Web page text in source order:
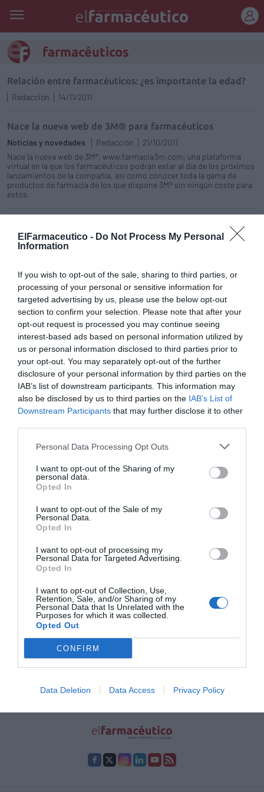
ElFarmaceutico - Do Not Process My Personal
Information
If you wish to opt-out of the sale, sharing to third parties, or
processing of your personal or sensitive information for
targeted advertising by us, please use the below opt-out
section to confirm your selection. Please note that after your
opt-out request is processed you may continue seeing
interest-based ads based on personal information utilized by
us or personal information disclosed to third parties prior to
your opt-out. You may separately opt-out of the further
disclosure of your personal information by third parties on the
IAB’s list of downstream participants. This information may
also be disclosed by us to third parties on the IAB’s List of
Downstream Participants that may further disclose it to other
Personal Data Processing Opt Outs
I want to opt-out of the Sharing of my
personal data.
Opted In
I want to opt-out of the Sale of my
Personal Data.
Opted In
I want to opt-out of processing my
Personal Data for Targeted Advertising.
Opted In
I want to opt-out of Collection, Use,
Retention, Sale, and/or Sharing of my
Personal Data that Is Unrelated with the
Purposes for which it was collected.
Opted Out
CONFIRM
Data Deletion Data Access Privacy Policy
farmacéuticos
Relación entre farmacéuticos: ¿es importante la edad?
Redacción 14/11/2011
Nace la nueva web de 3M® para farmacéuticos
Noticias y novedades Redacción
21/10/2011
Nace la nueva web de 3M®, www.farmacia3m.com, una plataforma
virtual en la que los farmacéuticos podrán estar al día de los próximos
lanzamientos de la compañía, así como conocer toda la gama de
productos de farmacia de los que dispone 3M® sin ningún coste para
éstos.
concentración del domingo en Toledo
Noticias y novedades
Castilla-La Mancha: los farmacéuticos cobrarán la mitad
de la deuda de mayo antes de agosto
Noticias y novedades Redacción
26/07/2011
Dos veces se han reunido este mes Rosa López-Torres, presidenta del
Consejo Regional de Farmacéuticos de Castilla-La Mancha (Cofcam) y
del COF de Albacete, los otros cuatro presidentes provinciales y el
consejero de Sanidad, José Ignacio Echániz. El objetivo de las
reuniones ha sido buscar una salida a la problemática de los impagos.
Los farmacéuticos de Baleares denuncian que el Govern
les debe 36 millones de euros
Noticias y novedades Redacción
19/07/2011
El Colegio Oficial de Farmacéuticos de las Islas Baleares (COFIB) ha
euros y ha exigido al Servicio de Salud que aclare cómo afrontará el
farmacéuticos en el Camino de Santiago
Noticias y novedades
conferencia celebrada el 17 de mayo en la Real Academia de Medicina
de Zaragoza y organizada por la Academia de Farmacia Reino de
Aragón. La iniciativa contó con la colaboración del Colegio Oficial de
Farmacéuticos de Zaragoza y la Asociación Amigos del Camino de
Santiago.
1 2 3 4 5
Lo más leído